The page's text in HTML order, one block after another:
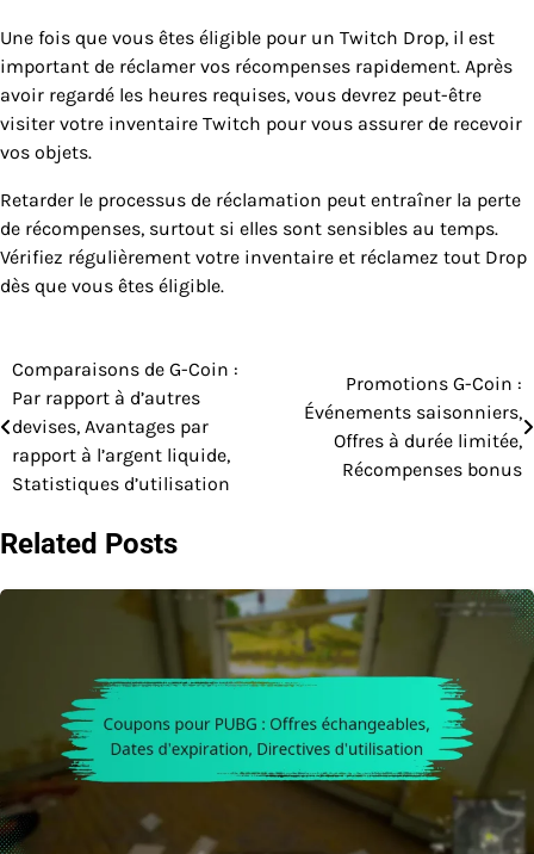
Une fois que vous êtes éligible pour un Twitch Drop, il est
important de réclamer vos récompenses rapidement. Après
avoir regardé les heures requises, vous devrez peut-être
visiter votre inventaire Twitch pour vous assurer de recevoir
vos objets.
Retarder le processus de réclamation peut entraîner la perte
de récompenses, surtout si elles sont sensibles au temps.
Vérifiez régulièrement votre inventaire et réclamez tout Drop
dès que vous êtes éligible.
Post
navigation
Comparaisons de G-Coin :
Par rapport à d’autres
devises, Avantages par
rapport à l’argent liquide,
Statistiques d’utilisation
Promotions G-Coin :
Événements saisonniers,
Offres à durée limitée,
Récompenses bonus
Related Posts